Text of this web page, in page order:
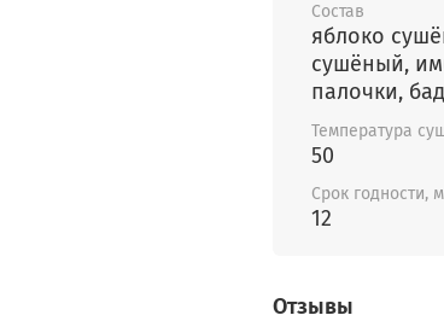
сушёное
сушёный
сушёный
сушёный
палочки
бадьян
Состав
яблоко
сушёный,
палочки,
Температура
50
Срок годности,
12
Отзывы